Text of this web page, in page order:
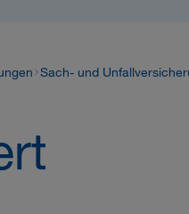
Sach- und